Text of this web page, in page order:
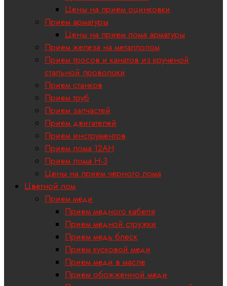
Цены на прием оцинковки
Прием арматуры
Цены на прием лома арматуры
Прием железа на металлолом
Прием тросов и канатов из крученой
стальной проволоки
Прием станков
Прием труб
Прием запчастей
Прием двигателей
Прием инструментов
Прием лома 12АН
Прием лома H-3
Цены на прием черного лома
Цветной лом
Прием меди
Прием медного кабеля
Прием медной стружки
Прием медь блеск
Прием кусковой меди
Прием меди в масле
Прием обожженной меди